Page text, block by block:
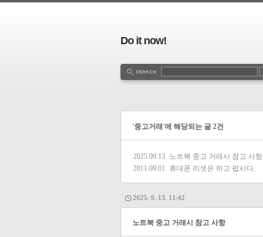
Do it now!
'중고거래'에 해당되는 글 2건
2025.09.13 노트북 중고 거래시 참고 사항
2011.09.01
휴대폰 리셋은 하고 팝시다.
2025. 9. 13. 11:42
노트북 중고 거래시 참고 사항